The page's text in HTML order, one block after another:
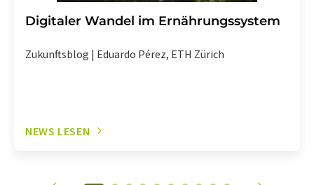
Digitaler Wandel im Ernährungssystem
Zukunftsblog | Eduardo Pérez, ETH Zürich
NEWS LESEN